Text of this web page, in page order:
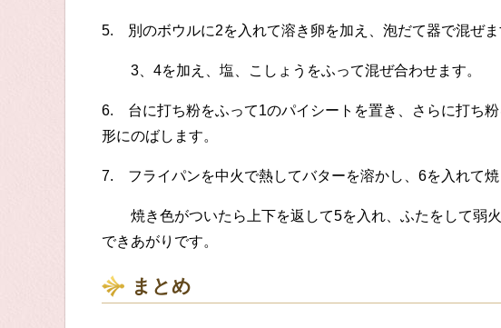
5. 別のボウルに2を入れて溶き卵を加え、泡だて器で混ぜま
3、4を加え、塩、こしょうをふって混ぜ合わせます。
6. 台に打ち粉をふって1のパイシートを置き、さらに打ち
形にのばします。
7. フライパンを中火で熱してバターを溶かし、6を入れて焼
焼き色がついたら上下を返して5を入れ、ふたをして弱火
できあがりです。
まとめ